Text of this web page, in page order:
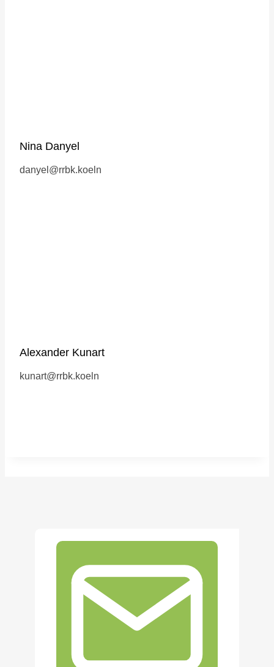
Nina Danyel
danyel@rrbk.koeln
Alexander Kunart
kunart@rrbk.koeln